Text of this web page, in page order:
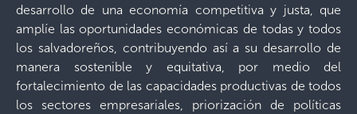
desarrollo de una economía competitiva y justa, que
amplíe las oportunidades económicas de todas y todos
los salvadoreños, contribuyendo así a su desarrollo de
manera sostenible y equitativa, por medio del
fortalecimiento de las capacidades productivas de todos
los sectores empresariales, priorización de políticas